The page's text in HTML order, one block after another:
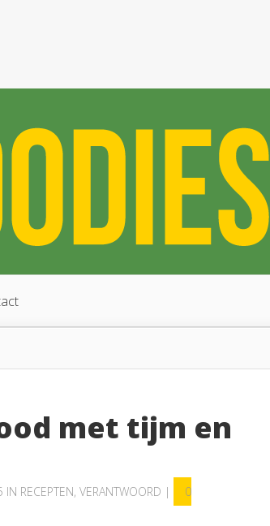
met tijm en
IN RECEPTEN, VERANTWOORD |
0